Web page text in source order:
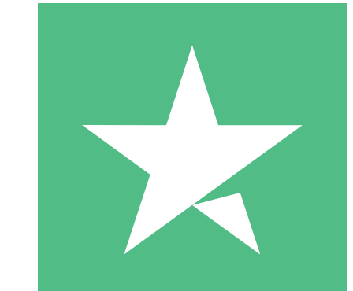
Individuele Creditpakketten
Betaal per gebruik met downloadtegoeden. Geen maandelijkse
1000